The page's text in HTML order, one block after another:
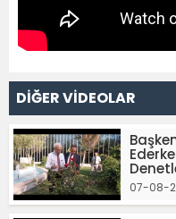
DİĞER VİDEOLAR
07-08-